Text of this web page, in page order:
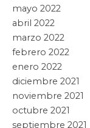
mayo 2022
abril 2022
marzo 2022
febrero 2022
enero 2022
diciembre 2021
noviembre 2021
octubre 2021
septiembre 2021